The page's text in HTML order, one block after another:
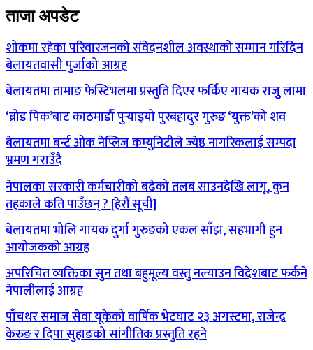
ताजा अपडेट
शोकमा रहेका परिवारजनको संवेदनशील अवस्थाको सम्मान गरिदिन
बेलायतवासी पुर्जाको आग्रह
बेलायतमा तामाङ फेस्टिभलमा प्रस्तुति दिएर फर्किए गायक राजुु लामा
‘ब्रोड पिक’बाट काठमाडौँ पुर्‍याइयो पुरबहादुर गुरुङ ‘युक्त’को शव
बेलायतमा बर्न्ट ओक नेप्लिज कम्युनिटीले ज्येष्ठ नागरिकलाई सम्पदा
भ्रमण गराउँदै
नेपालका सरकारी कर्मचारीको बढेको तलब साउनदेखि लागू, कुन
तहकाले कति पाउँछन् ? [हेरौं सूची]
बेलायतमा भोलि गायक दुर्गा गुरुङको एकल साँझ, सहभागी हुन
आयोजकको आग्रह
अपरिचित व्यक्तिका सुन तथा बहुमूल्य वस्तु नल्याउन विदेशबाट फर्कने
नेपालीलाई आग्रह
पाँचथर समाज सेवा यूकेको वार्षिक भेटघाट २३ अगस्टमा, राजेन्द्र
केरुङ र दिपा सुहाङको सांगीतिक प्रस्तुति रहने